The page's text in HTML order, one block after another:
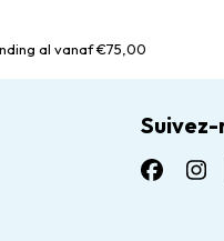
al vanaf €75,00
Suivez-